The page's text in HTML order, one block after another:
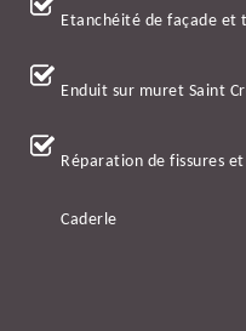
Etanchéité de façade et
Enduit sur muret Saint
Réparation de fissures
Caderle